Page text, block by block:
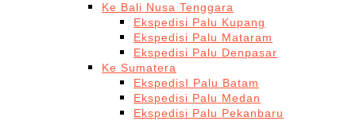
Ke Bali Nusa Tenggara
Ekspedisi Palu Kupang
Ekspedisi Palu Mataram
Ekspedisi Palu Denpasar
Ke Sumatera
EkspedisI Palu Batam
Ekspedisi Palu Medan
Ekspedisi Palu Pekanbaru